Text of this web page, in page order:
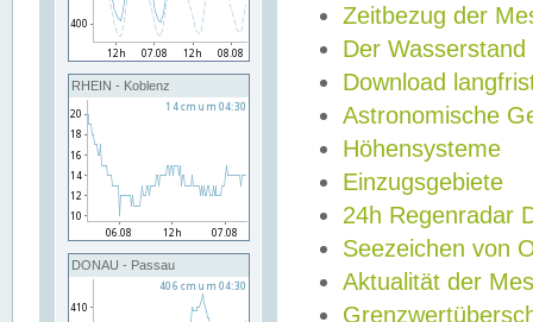
RHEIN - Koblenz
DONAU - Passau
Zeitbezug der
Der Wasserstand
Download
Astronomische
Höhensysteme
Einzugsgebiete
24h Regenradar
Seezeichen von
Aktualität der